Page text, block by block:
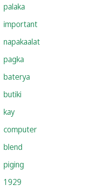
palaka
important
napakaalat
pagka
baterya
butiki
kay
computer
blend
piging
1929